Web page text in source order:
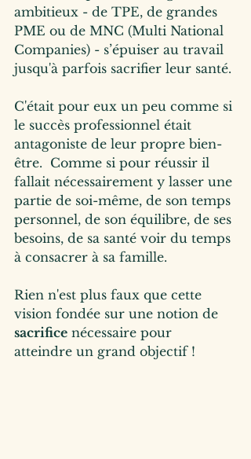
ambitieux - de TPE, de grandes
PME ou de MNC (Multi National
Companies) - s’épuiser au travail
jusqu'à parfois sacrifier leur santé.
C'était pour eux un peu comme si
le succès professionnel était
antagoniste de leur propre bien-
être.  Comme si pour réussir il
fallait nécessairement y lasser une
partie de soi-même, de son temps
personnel, de son équilibre, de ses
besoins, de sa santé voir du temps
à consacrer à sa famille.
Rien n'est plus faux que cette
vision fondée sur une notion de
sacrifice nécessaire pour
atteindre un grand objectif !